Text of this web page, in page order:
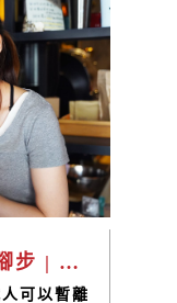
遇見好咖啡，所以停下腳步 | 甘樂帶路EP12
可以暫離